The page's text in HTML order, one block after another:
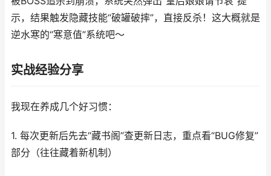
示，结果触发隐藏技能“破罐破摔”，直接反杀！这大概就是
逆水寒的“寒意值”系统吧～
实战经验分享
我现在养成几个好习惯：
1. 每次更新后先去“藏书阁”查更新日志，重点看“BUG修复”
部分（往往藏着新机制）